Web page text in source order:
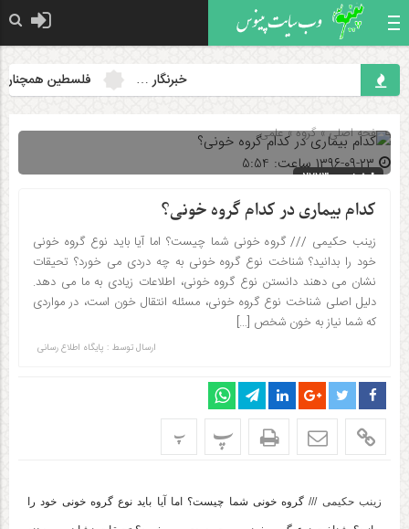
خبرنگار … فلسطین همچنان
صفحه اصلی» گروه »علمی
۱۳۹۶-۰۹-۲۳ ساعت: 5:54
شناسه : 2773
کدام بیماری در کدام گروه خونی؟
زینب حکیمی /// گروه خونی شما چیست؟ اما آیا باید نوع گروه خونی
خود را بدانید؟ شناخت نوع گروه خونی به چه دردی می خورد؟ تحیقات
نشان می دهند دانستن نوع گروه خونی، اطلاعات زیادی به ما می دهد.
دلیل اصلی شناخت نوع گروه خونی، مسئله انتقال خون است، در مواردی
که شما نیاز به خون شخص […]
ارسال توسط : پایگاه اطلاع رسانی
پ پ
زینب حکیمی /// گروه خونی شما چیست؟ اما آیا باید نوع گروه خونی خود را